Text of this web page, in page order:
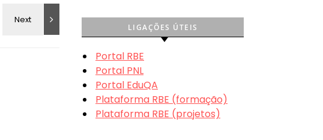
LIGAÇÕES ÚTEIS
Portal RBE
Portal PNL
Portal EduQA
Plataforma RBE (formação)
Plataforma RBE (projetos)